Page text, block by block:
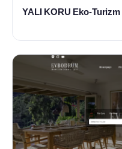
YALI KORU Eko-Turizm